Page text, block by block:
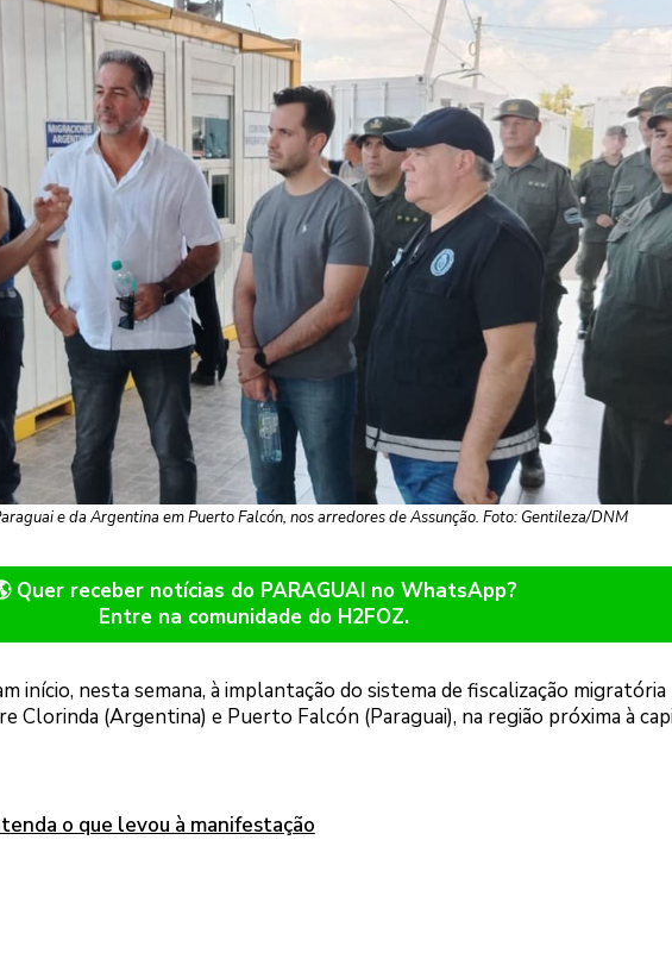
e da Argentina em Puerto Falcón, nos arredores de Assunção. Foto: Gentileza/DNM
Quer receber notícias do PARAGUAI no WhatsApp?
Entre na comunidade do H2FOZ.
início, nesta semana, à implantação do sistema de fiscalização migratória
Clorinda (Argentina) e Puerto Falcón (Paraguai), na região próxima à
o que levou à manifestação